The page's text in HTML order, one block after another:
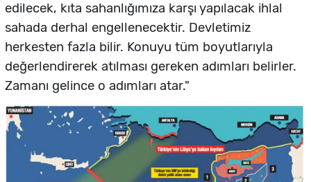
edilecek, kıta sahanlığımıza karşı yapılacak ihlal
sahada derhal engellenecektir. Devletimiz
herkesten fazla bilir. Konuyu tüm boyutlarıyla
değerlendirerek atılması gereken adımları belirler.
Zamanı gelince o adımları atar."